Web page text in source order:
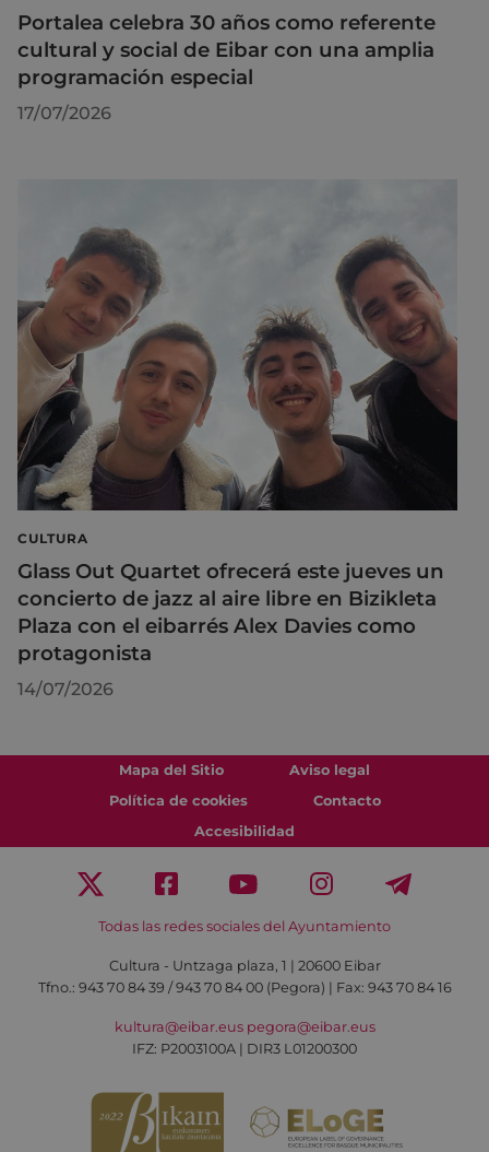
Portalea celebra 30 años como referente
cultural y social de Eibar con una amplia
programación especial
17/07/2026
CULTURA
Glass Out Quartet ofrecerá este jueves un
concierto de jazz al aire libre en Bizikleta
Plaza con el eibarrés Alex Davies como
protagonista
14/07/2026
Mapa del Sitio
Aviso legal
Política de cookies
Contacto
Accesibilidad
Todas las redes sociales del Ayuntamiento
Cultura - Untzaga plaza, 1 | 20600 Eibar
Tfno.: 943 70 84 39 / 943 70 84 00 (Pegora) | Fax: 943 70 84 16
kultura@eibar.eus pegora@eibar.eus
IFZ: P2003100A | DIR3 L01200300